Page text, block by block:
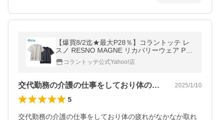
【爆買8/2迄★最大P28％】コラントッテ レ
スノ RESNO MAGNE リカバリーウェア PL
US ショートスリーブ 半袖シャツ メンズ 磁
気 パジャマ ギフト
コラントッテ公式Yahoo!店
交代勤務の介護の仕事をしており体の疲れ… 2025/1/10
5
交代勤務の介護の仕事をしており体の疲れがなかなか取れ